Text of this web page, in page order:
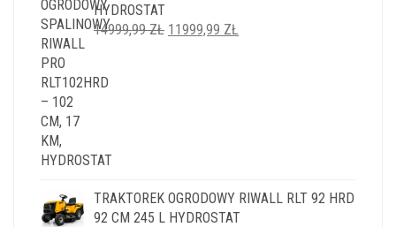
HYDROSTAT
14999,99ZŁ PIERWOTNA
11999,99 ZŁ
TRAKTOREK OGRODOWY RIWALL RLT 92 HRD
92 CM 245 L HYDROSTAT